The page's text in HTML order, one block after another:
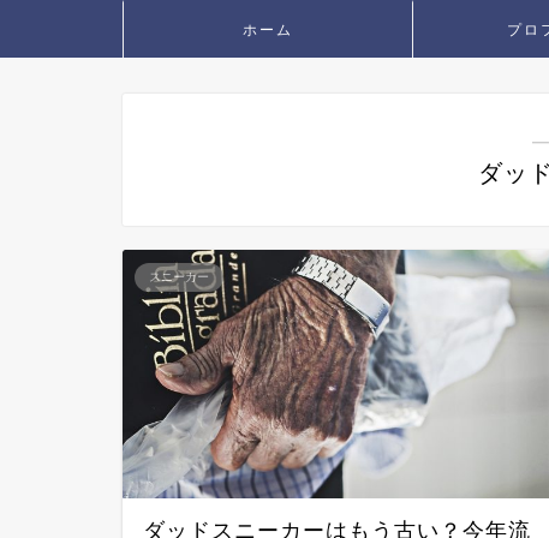
ホーム プロ
ダッ
スニーカー
ダッドスニーカーはもう古い？今年流